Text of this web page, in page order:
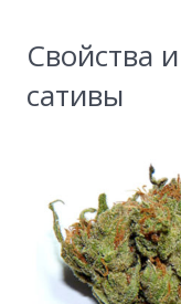
Свойства
сативы